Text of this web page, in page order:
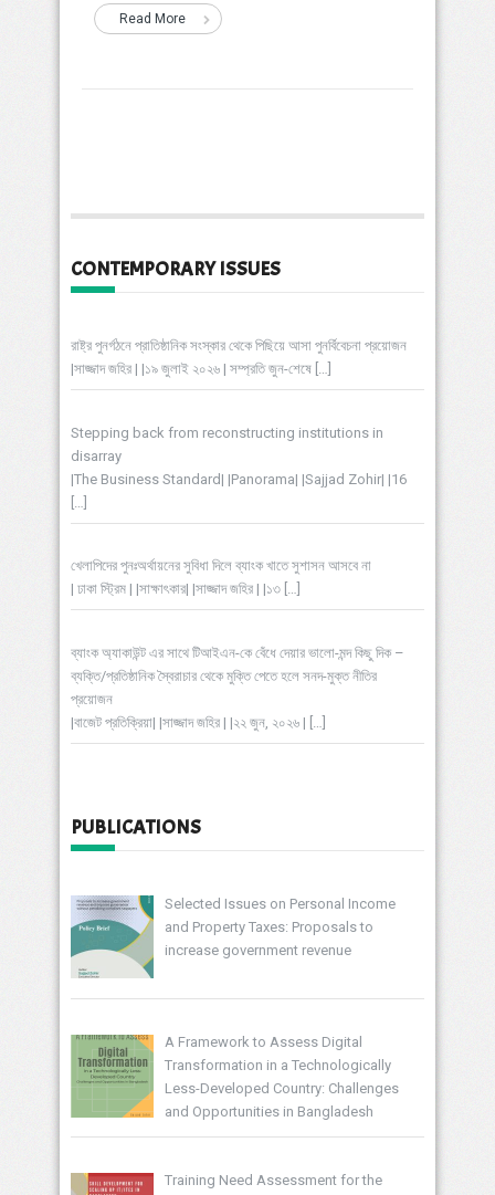
Read More
CONTEMPORARY ISSUES
রাষ্ট্র পুনর্গঠনে প্রাতিষ্ঠানিক সংস্কার থেকে পিছিয়ে আসা পুনর্বিবেচনা প্রয়োজন
|সাজ্জাদ জহির | |১৯ জুলাই ২০২৬ | সম্প্রতি জুন-শেষে […]
Stepping back from reconstructing institutions in
disarray
|The Business Standard| |Panorama| |Sajjad Zohir| |16
[…]
খেলাপিদের পুনঃঅর্থায়নের সুবিধা দিলে ব্যাংক খাতে সুশাসন আসবে না
| ঢাকা স্ট্রিম | |সাক্ষাৎকার| |সাজ্জাদ জহির | |১৩ […]
ব্যাংক অ্যাকাউন্ট এর সাথে টিআইএন-কে বেঁধে দেয়ার ভালো-মন্দ কিছু দিক –
ব্যক্তি/প্রতিষ্ঠানিক স্বৈরাচার থেকে মুক্তি পেতে হলে সনদ-মুক্ত নীতির
প্রয়োজন
|বাজেট প্রতিক্রিয়া| |সাজ্জাদ জহির | |২২ জুন, ২০২৬ | […]
PUBLICATIONS
Selected Issues on Personal Income
and Property Taxes: Proposals to
increase government revenue
A Framework to Assess Digital
Transformation in a Technologically
Less-Developed Country: Challenges
and Opportunities in Bangladesh
Training Need Assessment for the